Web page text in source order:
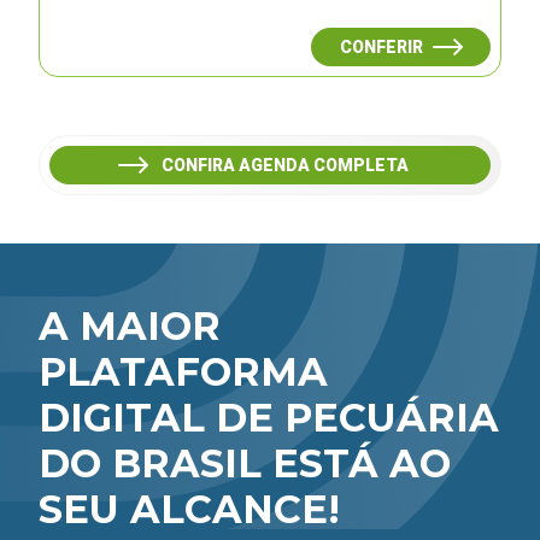
CONFERIR
CONFIRA AGENDA COMPLETA
A MAIOR
PLATAFORMA
DIGITAL DE PECUÁRIA
DO BRASIL ESTÁ AO
SEU ALCANCE!